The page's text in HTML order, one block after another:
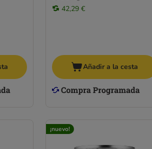
42,29 €
Añadir a la cesta
¡nuevo!